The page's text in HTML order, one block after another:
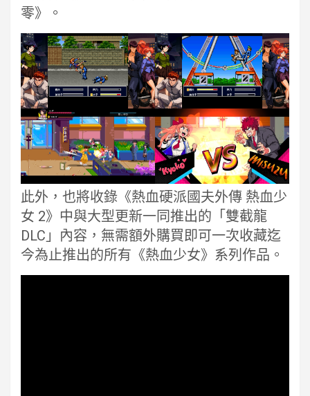
零》。
此外，也將收錄《熱血硬派國夫外傳 熱血少
女 2》中與大型更新一同推出的「雙截龍
DLC」內容，無需額外購買即可一次收藏迄
今為止推出的所有《熱血少女》系列作品。